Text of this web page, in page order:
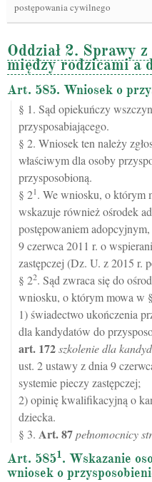
postępowania cywilnego
Oddział 2. Sprawy
między rodzicami a
Art. 585. Wniosek o
§ 1. Sąd opiekuńczy
przysposabiającego.
§ 2. Wniosek ten należy
właściwym dla osoby
przysposobioną.
§ 21. We wniosku, o którym
wskazuje również ośrodek
postępowaniem
9 czerwca 2011 r. o
zastępczej (Dz. U. z 2015 r.
§ 22. Sąd zwraca się do
wniosku, o którym mowa w
1) świadectwo ukończenia
dla kandydatów do
art. 172szkolenie dla
ust. 2 ustawy z dnia 9
systemie pieczy zastępczej;
2) opinię kwalifikacyjną o
dziecka.
§ 3. Art.87pełnomocnicy
Art. 5851. Wskazanie
wniosek o